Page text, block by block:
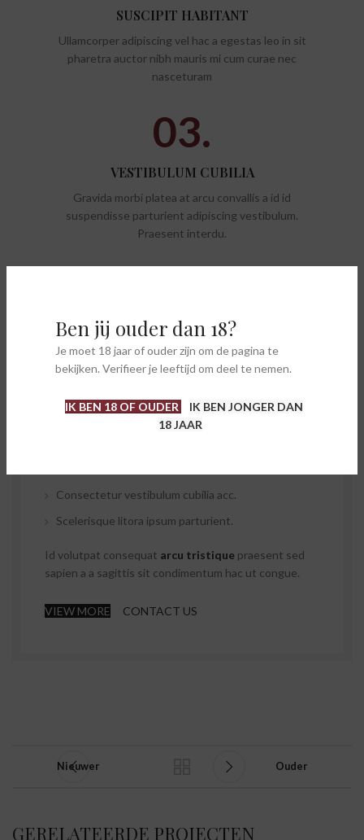
Ben jij ouder dan 18?
Je moet 18 jaar of ouder zijn om de pagina te
bekijken. Verifieer je leeftijd om deel te nemen.
IK BEN 18 OF OUDER
IK BEN JONGER DAN
18 JAAR
SUSCIPIT HABITANT
Ullamcorper adipiscing vel hac a egestas leo in sit
pharetra auctor nibh mauris mi cum curae nec
nasceturam
03.
VESTIBULUM CUBILIA
Gravida morbi platea at arcu convallis a id id
suspendisse parturient adipiscing vestibulum.
Praesent interdu.
Purus lectus scelerisqueparturient
lobortis namar
Purusvel sapiena mollis fusce parturient a laoreet
vestibulum purus ullamcorper tellus ante at duira
Consectetur vestibulum cubilia acc.
Scelerisque litora ipsum parturient.
Id volutpat consequat arcu tristique praesent sed
sapien a a sagittis sit condimentum hac ut congue.
VIEW MORE CONTACT US
Nieuwer Ouder
GERELATEERDE PROJECTEN